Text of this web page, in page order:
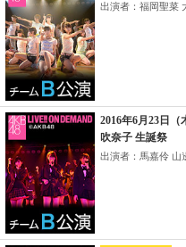
出演者：福岡聖菜
2016年6月23日
吹奈子 生誕祭
出演者：馬嘉伶 山